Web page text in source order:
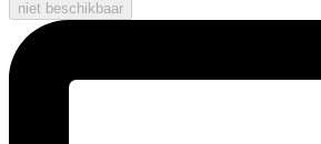
niet beschikbaar